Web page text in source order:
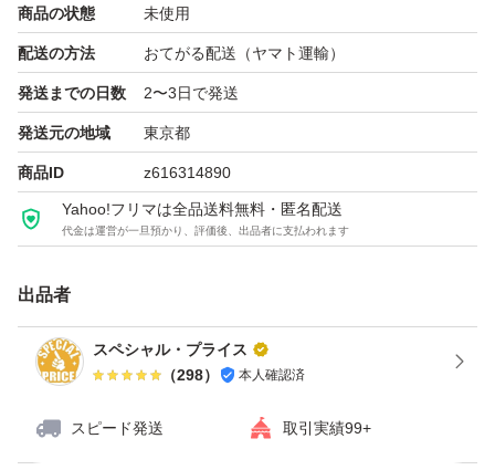
※配送方法を「らくらくゆうゆう」に変更する場合がござ
います。
※ 商品に貼られている各種シールを剥がすとベタつく
為、上からテープを貼る場合がございます。外箱にスレ・
凹み・破れ・シール跡等がある場合がございます。
※新旧パッケージが混在する場合がございますが製品に問
題はございません
装フィルム）なしの商品ですが、未開封品になりますの
で、ご理解お願い致します
ご希望やご質問等ございましたら、お気軽にコメントいた
商品の状態 未使用
配送の方法 おてがる配送（ヤマト運輸）
発送までの日数 2〜3日で発送
発送元の地域 東京都
商品ID z616314890
Yahoo!フリマは全品送料無料・匿名配送
代金は運営が一旦預かり、評価後、出品者に支払われます
出品者
スペシャル・プライス
（298） 本人確認済
スピード発送 取引実績99+